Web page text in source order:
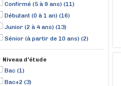
Confirmé (5 à 9 ans) (11)
Débutant (0 à 1 an) (16)
Junior (2 à 4 ans) (13)
Sénior (à partir de 10 ans) (2)
Niveau d'étude
Bac (1)
Bac+2 (3)